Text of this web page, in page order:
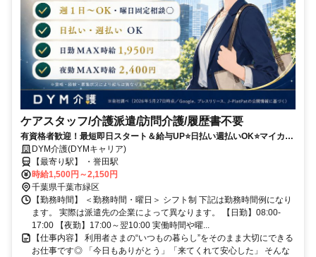
ケアスタッフ/介護派遣/訪問介護/履歴書不要
有資格者歓迎！最短即日スタート＆給与UP⭐️日払い週払いOK⭐️マイカー
通勤可＆希望シフト柔軟対応✨
DYM介護(DYMキャリア)
【最寄り駅】 ・誉田駅
時給1,500円～2,150円
千葉県千葉市緑区
【勤務時間】 ＜勤務時間・曜日＞ シフト制 下記は勤務時間例になり
ます。 実際は派遣先の企業によって異なります。 【日勤】08:00-
17:00 【夜勤】17:00～翌10:00 実働時間や曜...
【仕事内容】 利用者さまの“いつもの暮らし”をそのまま大切にできる
お仕事です◎ 「今日もありがとう」「来てくれて安心した」 そんな